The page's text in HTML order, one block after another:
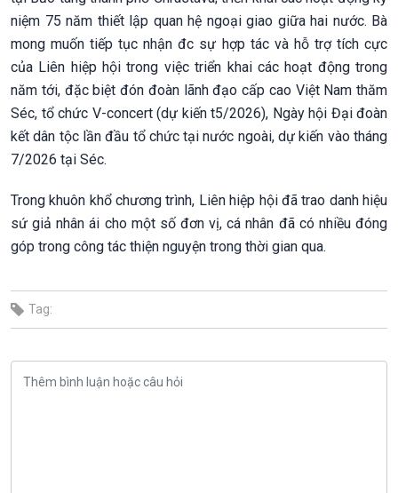
niệm 75 năm thiết lập quan hệ ngoại giao giữa hai nước. Bà
mong muốn tiếp tục nhận đc sự hợp tác và hỗ trợ tích cực
của Liên hiệp hội trong việc triển khai các hoạt động trong
năm tới, đặc biệt đón đoàn lãnh đạo cấp cao Việt Nam thăm
Séc, tổ chức V-concert (dự kiến t5/2026), Ngày hội Đại đoàn
kết dân tộc lần đầu tổ chức tại nước ngoài, dự kiến vào tháng
7/2026 tại Séc.
Trong khuôn khổ chương trình, Liên hiệp hội đã trao danh hiệu
sứ giả nhân ái cho một số đơn vị, cá nhân đã có nhiều đóng
góp trong công tác thiện nguyện trong thời gian qua.
Tag: